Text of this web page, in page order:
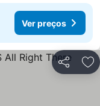
Ver preços
Partilhar